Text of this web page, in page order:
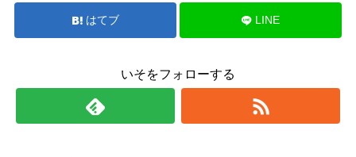
はてブ LINE
いそをフォローする